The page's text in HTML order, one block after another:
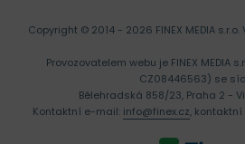
Copyright © 2014 - 2026 FINEX MEDIA s.r.o.
Provozovatelem webu je FINEX MEDIA
CZ08446563) se
Bělehradská 858/23, Praha 2 -
Kontaktní e-mail: info@finex.cz,